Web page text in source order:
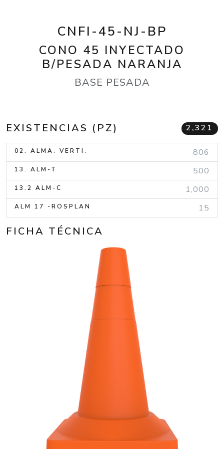
CNFI-45-NJ-BP
CONO 45 INYECTADO
B/PESADA NARANJA
BASE PESADA
EXISTENCIAS (PZ) 2,321
02. ALMA. VERTI. 806
13. ALM-T 500
13.2 ALM-C 1,000
ALM 17 -ROSPLAN 15
FICHA TÉCNICA